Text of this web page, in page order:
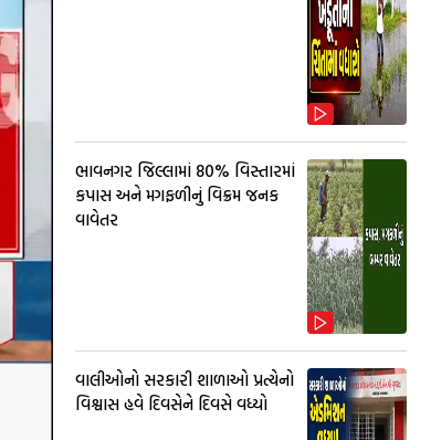
ભાવનગર જિલ્લામાં 80% વિસ્તારમાં
કપાસ અને મગફળીનું વિક્રમ જનક
વાવેતર
વાલીઓનો સરકારી શાળાઓ પ્રત્યેનો
વિશ્વાસ હવે દિવસેને દિવસે વધ્યો